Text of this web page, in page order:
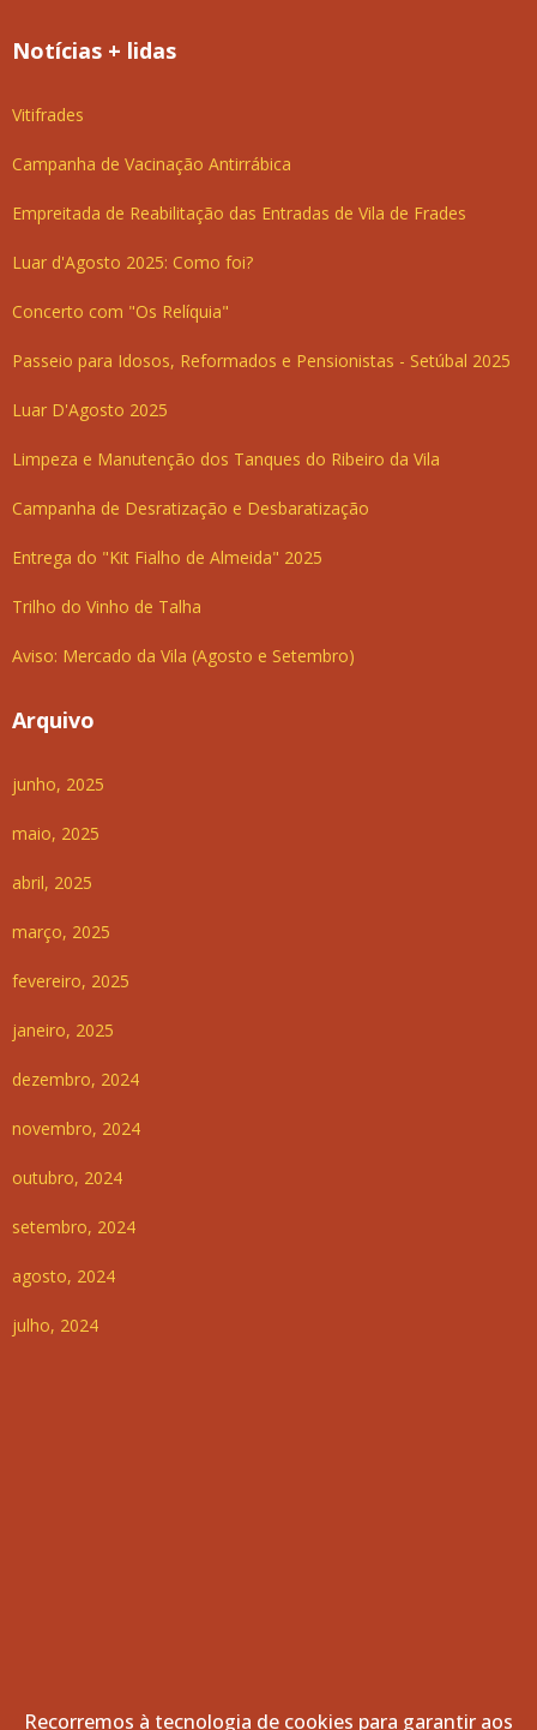
Notícias + lidas
Vitifrades
Campanha de Vacinação Antirrábica
Empreitada de Reabilitação das Entradas de Vila de Frades
Luar d'Agosto 2025: Como foi?
Concerto com "Os Relíquia"
Passeio para Idosos, Reformados e Pensionistas - Setúbal 2025
Luar D'Agosto 2025
Limpeza e Manutenção dos Tanques do Ribeiro da Vila
Campanha de Desratização e Desbaratização
Entrega do "Kit Fialho de Almeida" 2025
Trilho do Vinho de Talha
Aviso: Mercado da Vila (Agosto e Setembro)
Arquivo
junho, 2025
maio, 2025
abril, 2025
março, 2025
fevereiro, 2025
janeiro, 2025
dezembro, 2024
novembro, 2024
outubro, 2024
setembro, 2024
agosto, 2024
julho, 2024
Recorremos à tecnologia de cookies para garantir aos